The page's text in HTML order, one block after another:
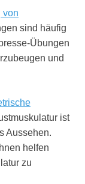
von
sind häufig
Übungen
und
ist
Aussehen.
helfen
zu